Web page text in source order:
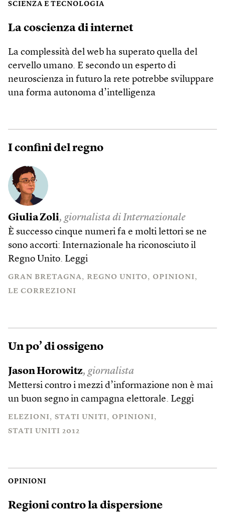
SCIENZA E TECNOLOGIA
La coscienza di internet
La complessità del web ha superato quella del
cervello umano. E secondo un esperto di
neuroscienza in futuro la rete potrebbe sviluppare
una forma autonoma d’intelligenza
I confini del regno
Giulia Zoli, giornalista di Internazionale
È successo cinque numeri fa e molti lettori se ne
sono accorti: Internazionale ha riconosciuto il
Regno Unito. Leggi
GRAN BRETAGNA REGNO UNITO
OPINIONI
LE CORREZIONI
Un po’ di ossigeno
Jason Horowitz, giornalista
Mettersi contro i mezzi d’informazione non è mai
un buon segno in campagna elettorale. Leggi
ELEZIONI STATI UNITI
OPINIONI
STATI UNITI 2012
OPINIONI
Regioni contro la dispersione